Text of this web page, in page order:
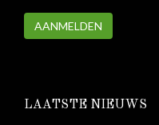
AANMELDEN
LAATSTE NIEUWS